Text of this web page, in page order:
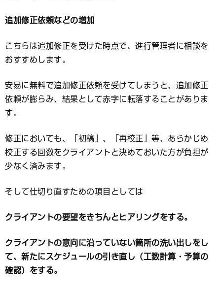
追加修正依頼などの増加
こちらは追加修正を受けた時点で、進行管理者に相談を
おすすめします。
安易に無料で追加修正依頼を受けてしまうと、追加修正
依頼が膨らみ、結果として赤字に転落することがありま
す。
修正においても、「初稿」、「再校正」等、あらかじめ
校正する回数をクライアントと決めておいた方が負担が
少なく済みます。
そして仕切り直すための項目としては
クライアントの要望をきちんとヒアリングをする。
クライアントの意向に沿っていない箇所の洗い出しをし
て、新たにスケジュールの引き直し（工数計算・予算の
確認）をする。